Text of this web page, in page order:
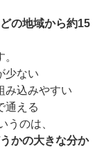
の地域から約15
少ない
み込みやすい
通える
うのは、
かの大きな分か